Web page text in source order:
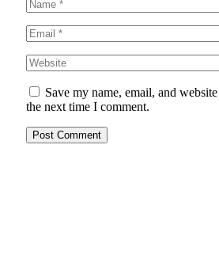
Save my name, email, and
the next time I comment.